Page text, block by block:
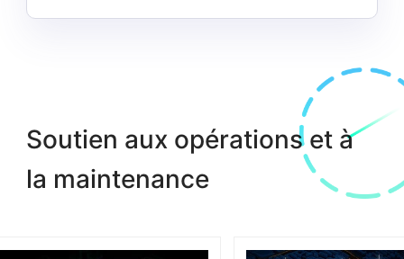
Soutien aux opérations et à
la maintenance
99.99% 24 sur 24